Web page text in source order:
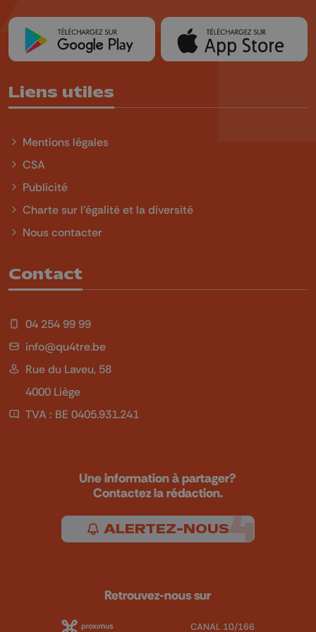
Liens utiles
Mentions légales
CSA
Publicité
Charte sur l'égalité et la diversité
Nous contacter
Contact
04 254 99 99
info@qu4tre.be
Rue du Laveu, 58
4000 Liège
TVA : BE 0405.931.241
Une information à partager?
Contactez la rédaction.
ALERTEZ-NOUS
Retrouvez-nous sur
CANAL 10/166